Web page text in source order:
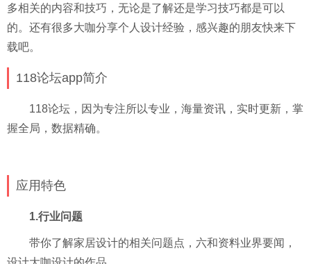
多相关的内容和技巧，无论是了解还是学习技巧都是可以
的。还有很多大咖分享个人设计经验，感兴趣的朋友快来下
载吧。
118论坛app简介
118论坛，因为专注所以专业，海量资讯，实时更新，掌
握全局，数据精确。
应用特色
1.行业问题
带你了解家居设计的相关问题点，六和资料业界要闻，